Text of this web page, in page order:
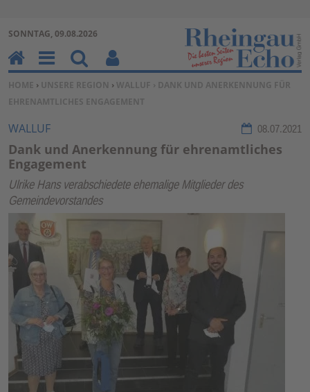
Zum Inhalt springen ↓
SONNTAG, 09.08.2026
SIE BEFINDEN SICH HIER:
HOME › UNSERE REGION › WALLUF › DANK UND ANERKENNUNG FÜR
EHRENAMTLICHES ENGAGEMENT
WALLUF 08.07.2021
Dank und Anerkennung für ehrenamtliches
Engagement
Ulrike Hans verabschiedete ehemalige Mitglieder des
Gemeindevorstandes
H
o
m
e
M
en
u
Su
ch
en
Be
nu
tz
un
on
en